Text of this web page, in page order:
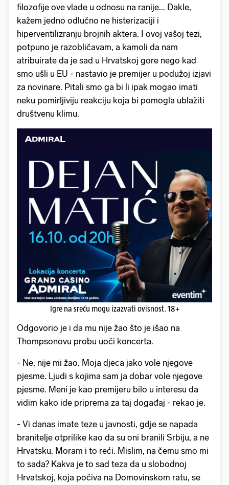
filozofije ove vlade u odnosu na ranije... Dakle,
kažem jedno odlučno ne histerizaciji i
hiperventilizranju brojnih aktera. I ovoj vašoj tezi,
potpuno je razobličavam, a kamoli da nam
atribuirate da je sad u Hrvatskoj gore nego kad
smo ušli u EU - nastavio je premijer u podužoj izjavi
za novinare. Pitali smo ga bi li ipak mogao imati
neku pomirljiviju reakciju koja bi pomogla ublažiti
društvenu klimu.
Igre na sreću mogu izazvati ovisnost. 18+
Odgovorio je i da mu nije žao što je išao na
Thompsonovu probu uoči koncerta.
- Ne, nije mi žao. Moja djeca jako vole njegove
pjesme. Ljudi s kojima sam ja dobar vole njegove
pjesme. Meni je kao premijeru bilo u interesu da
vidim kako ide priprema za taj događaj - rekao je.
- Vi danas imate teze u javnosti, gdje se napada
branitelje otprilike kao da su oni branili Srbiju, a ne
Hrvatsku. Moram i to reći. Mislim, na čemu smo mi
to sada? Kakva je to sad teza da u slobodnoj
Hrvatskoj, koja počiva na Domovinskom ratu, se